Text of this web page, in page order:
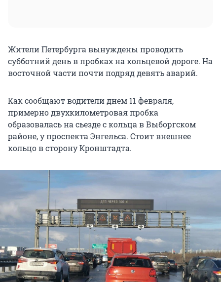
Жители Петербурга вынуждены проводить
субботний день в пробках на кольцевой дороге. На
восточной части почти подряд девять аварий.
Как сообщают водители днем 11 февраля,
примерно двухкилометровая пробка
образовалась на сьезде с кольца в Выборгском
районе, у проспекта Энгельса. Стоит внешнее
кольцо в сторону Кронштадта.